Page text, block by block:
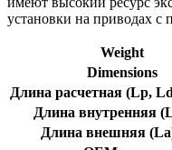
установки на приводах
Weight
Dimensions
Длина расчетная (Lp,
Длина внутренняя
Длина внешняя